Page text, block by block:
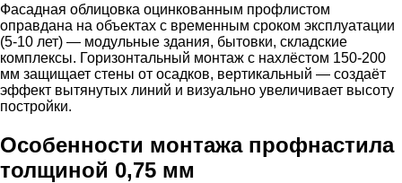
Фасадная облицовка оцинкованным профлистом
оправдана на объектах с временным сроком эксплуатации
(5-10 лет) — модульные здания, бытовки, складские
комплексы. Горизонтальный монтаж с нахлёстом 150-200
мм защищает стены от осадков, вертикальный — создаёт
эффект вытянутых линий и визуально увеличивает высоту
постройки.
Особенности монтажа профнастила
толщиной 0,75 мм